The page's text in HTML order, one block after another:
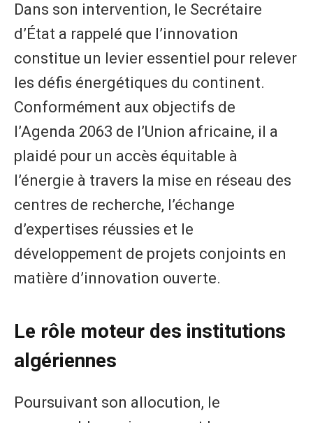
Dans son intervention, le Secrétaire
d’État a rappelé que l’innovation
constitue un levier essentiel pour relever
les défis énergétiques du continent.
Conformément aux objectifs de
l’Agenda 2063 de l’Union africaine, il a
plaidé pour un accès équitable à
l’énergie à travers la mise en réseau des
centres de recherche, l’échange
d’expertises réussies et le
développement de projets conjoints en
matière d’innovation ouverte.
Le rôle moteur des institutions
algériennes
Poursuivant son allocution, le